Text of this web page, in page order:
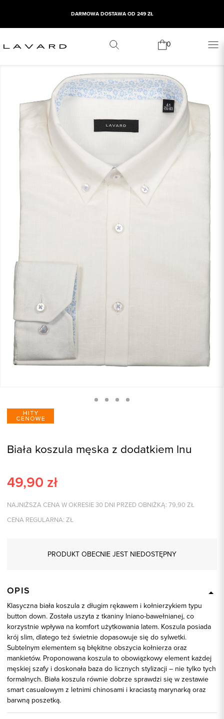
DARMOWA DOSTAWA OD 249 ZŁ
0
Biała koszula męska z dodatkiem lnu
49,90 zł
NAJNIŻSZA CENA W OKRESIE 30 DNI PRZED OBNIŻKĄ: 79,90 ZŁ
CENA REGULARNA: ZŁ
PRODUKT OBECNIE JEST NIEDOSTĘPNY
OPIS
Klasyczna biała koszula z długim rękawem i kołnierzykiem typu
button down. Została uszyta z tkaniny lniano-bawełnianej, co
korzystnie wpływa na komfort użytkowania latem. Koszula posiada
krój slim, dlatego też świetnie dopasowuje się do sylwetki.
Subtelnym elementem są błękitne obszycia kołnierza oraz
mankietów. Proponowana koszula to obowiązkowy element każdej
męskiej szafy i doskonała baza do licznych stylizacji – nie tylko tych
formalnych. Biała koszula równie dobrze sprawdzi się w zestawie
smart casualowym z letnimi chinosami i kraciastą marynarką oraz
barwną poszetką.